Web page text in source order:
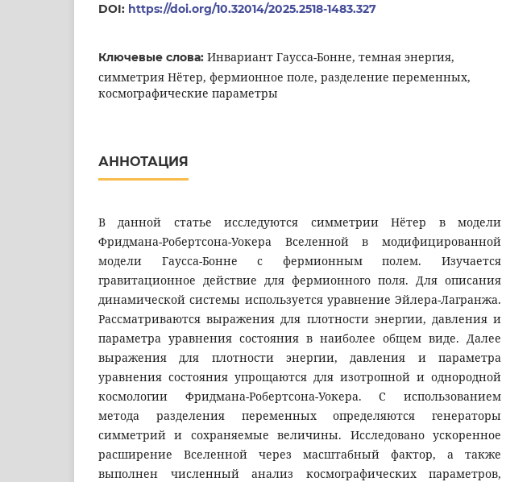
DOI: https://doi.org/10.32014/2025.2518-1483.327
Ключевые слова: Инвариант Гаусса-Бонне, темная энергия,
симметрия Нётер, фермионное поле, разделение переменных,
космографические параметры
АННОТАЦИЯ
В данной статье исследуются симметрии Нётер в модели
Фридмана-Робертсона-Уокера Вселенной в модифицированной
модели Гаусса-Бонне с фермионным полем. Изучается
гравитационное действие для фермионного поля. Для описания
динамической системы используется уравнение Эйлера-Лагранжа.
Рассматриваются выражения для плотности энергии, давления и
параметра уравнения состояния в наиболее общем виде. Далее
выражения для плотности энергии, давления и параметра
уравнения состояния упрощаются для изотропной и однородной
космологии Фридмана-Робертсона-Уокера. С использованием
метода разделения переменных определяются генераторы
симметрий и сохраняемые величины. Исследовано ускоренное
расширение Вселенной через масштабный фактор, а также
выполнен численный анализ космографических параметров,